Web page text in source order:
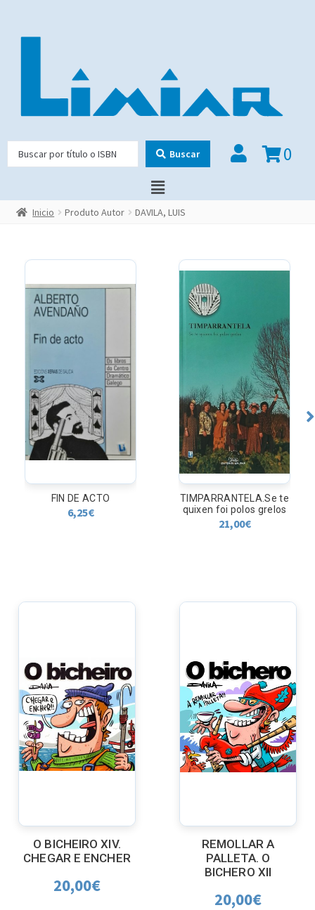
Buscar 0
Inicio Produto Autor DAVILA, LUIS
FIN DE ACTO
6,25€
TIMPARRANTELA.Se te
quixen foi polos grelos
21,00€
O BICHEIRO XIV.
CHEGAR E ENCHER
20,00€
REMOLLAR A
PALLETA. O
BICHERO XII
20,00€